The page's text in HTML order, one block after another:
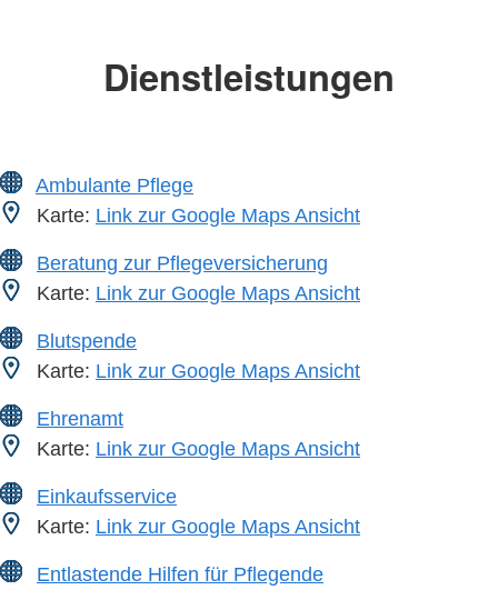
Dienstleistungen
Ambulante Pflege
Karte: Link zur Google Maps Ansicht
Beratung zur Pflegeversicherung
Karte: Link zur Google Maps Ansicht
Blutspende
Karte: Link zur Google Maps Ansicht
Ehrenamt
Karte: Link zur Google Maps Ansicht
Einkaufsservice
Karte: Link zur Google Maps Ansicht
Entlastende Hilfen für Pflegende